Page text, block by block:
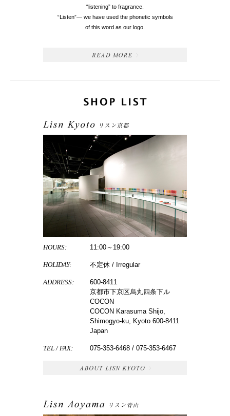
“listening” to fragrance.
“Listen”— we have used the phonetic symbols
of this word as our logo.
HOURS: 11:00～19:00
HOLIDAY: 不定休 / Irregular
ADDRESS:
600-8411
京都市下京区烏丸四条下ル
COCON
COCON Karasuma Shijo,
Shimogyo-ku, Kyoto 600-8411
Japan
TEL / FAX: 075-353-6468 / 075-353-6467